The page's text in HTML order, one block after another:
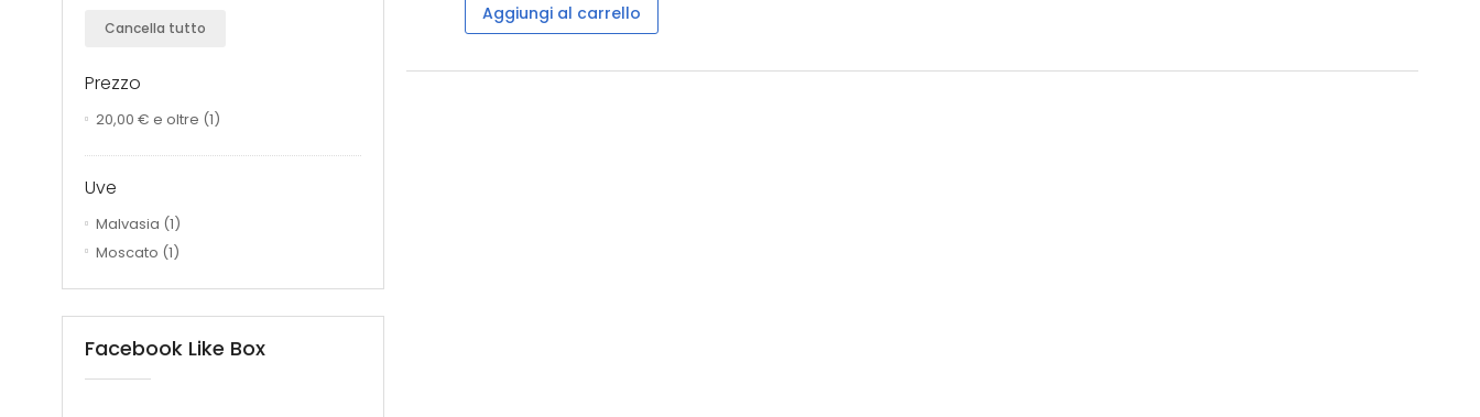
Aggiungi al carrello
Cancella tutto
Prezzo
20,00 € e oltre (1)
Uve
Malvasia (1)
Moscato (1)
Facebook Like Box